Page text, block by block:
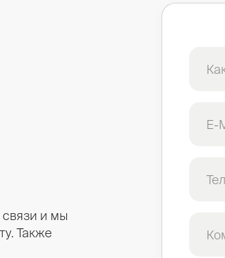
связи и мы
Также
E-